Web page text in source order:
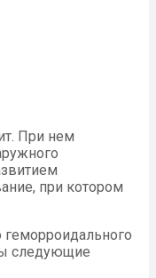
При нем
при котором
геморроидального
следующие